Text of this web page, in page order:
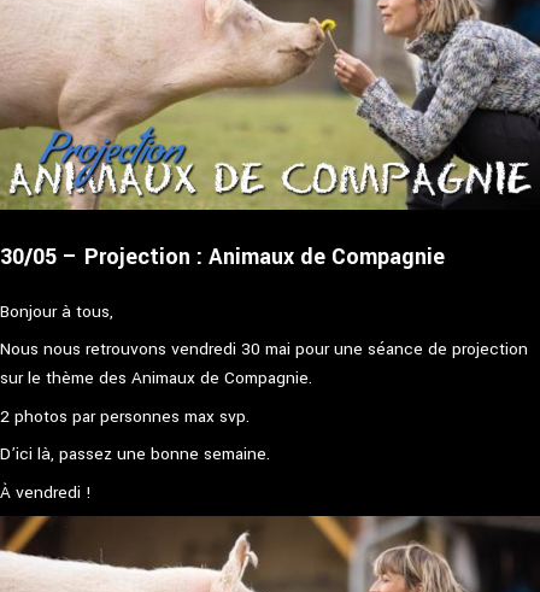
30/05 – Projection : Animaux de Compagnie
Bonjour à tous,
Nous nous retrouvons vendredi 30 mai pour une séance de projection
sur le thème des Animaux de Compagnie.
2 photos par personnes max svp.
D’ici là, passez une bonne semaine.
À vendredi !